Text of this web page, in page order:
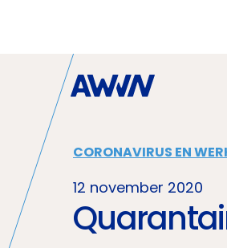
CORONAVIRUS EN
12 november 2020